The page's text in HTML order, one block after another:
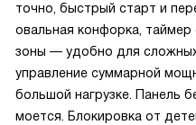
точно, быстрый старт и
овальная конфорка,
зоны — удобно для
управление суммарной
большой нагрузке. Панель
моется. Блокировка от